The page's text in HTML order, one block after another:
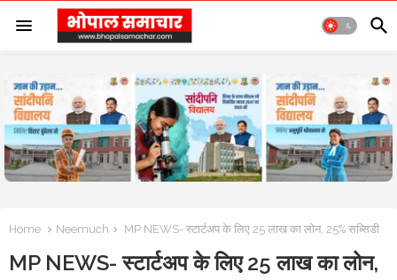
Home Neemuch MP NEWS- स्टार्टअप के लिए 25 लाख का लोन, 25% सब्सिडी
MP NEWS- स्टार्टअप के लिए 25 लाख का लोन,